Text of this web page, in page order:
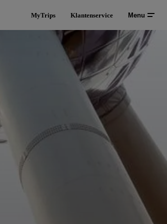
MyTrips Klantenservice Menu